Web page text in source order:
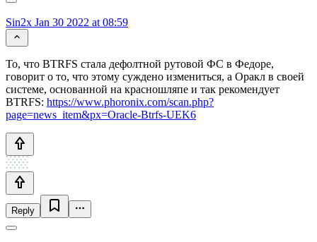
Sin2x Jan 30 2022 at 08:59
То, что BTRFS стала дефолтной рутовой ФС в Федоре,
говорит о то, что этому суждено измениться, а Оракл в своей
системе, основанной на красношляпе и так рекомендует
BTRFS: https://www.phoronix.com/scan.php?
page=news_item&px=Oracle-Btrfs-UEK6
Reply